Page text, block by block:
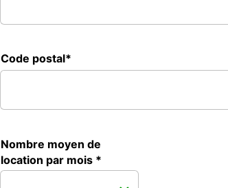
Code postal*
Nombre moyen de
location par mois *